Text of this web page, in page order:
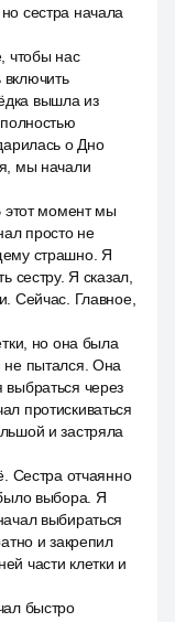
сестра начала
чтобы нас
вышла из
о Дно
мы начали
этот момент мы
просто не
страшно. Я
сестру. Я сказал,
Сейчас. Главное,
но она была
не пытался. Она
через
протискиваться
и застряла
Сестра отчаянно
выбора. Я
выбираться
и закрепил
части клетки и
быстро